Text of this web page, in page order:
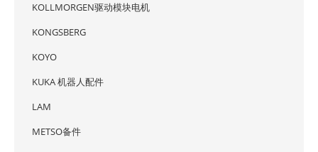
KOLLMORGEN驱动模块电机
KONGSBERG
KOYO
KUKA 机器人配件
LAM
METSO备件